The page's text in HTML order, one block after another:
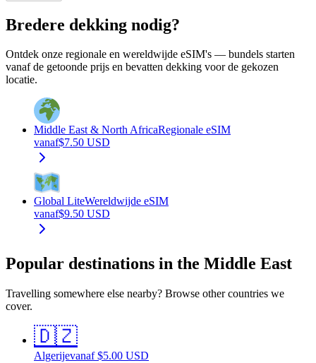
Bredere dekking nodig?
Ontdek onze regionale en wereldwijde eSIM's — bundels starten
vanaf de getoonde prijs en bevatten dekking voor de gekozen
locatie.
Middle East & North AfricaRegionale eSIM
vanaf$7.50 USD
Global LiteWereldwijde eSIM
vanaf$9.50 USD
Popular destinations in the Middle East
Travelling somewhere else nearby? Browse other countries we
cover.
🇩🇿
Algerijevanaf $5.00 USD